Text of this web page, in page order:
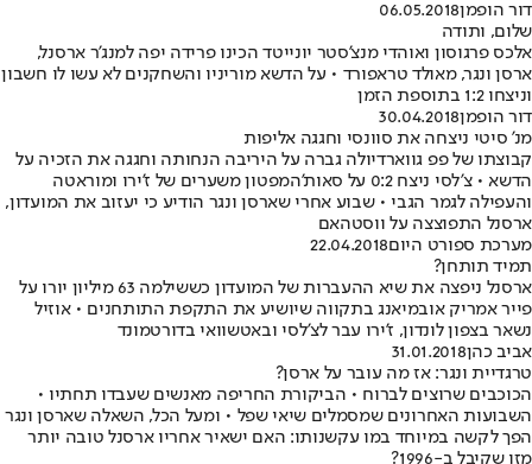
דור הופמן06.05.2018
שלום, ותודה
אלכס פרגוסון ואוהדי מנצ'סטר יונייטד הכינו פרידה יפה למנג'ר ארסנל,
ארסן ונגר, מאולד טראפורד • על הדשא מוריניו והשחקנים לא עשו לו חשבון
וניצחו 1:2 בתוספת הזמן
דור הופמן30.04.2018
מנ' סיטי ניצחה את סוונסי וחגגה אליפות
קבוצתו של פפ גווארדיולה גברה על היריבה הנחותה וחגגה את הזכיה על
הדשא • צ'לסי ניצח 0:2 על סאות'המפטון משערים של ז'ירו ומוראטה
והעפילה לגמר הגבי • שבוע אחרי שארסן ונגר הודיע כי יעזוב את המועדון,
ארסנל התפוצצה על ווסטהאם
מערכת ספורט היום22.04.2018
תמיד תותחן?
ארסנל ניפצה את שיא ההעברות של המועדון כששילמה 63 מיליון יורו על
פייר אמריק אובמיאנג בתקווה שיושיע את התקפת התותחנים • אוזיל
נשאר בצפון לונדון, ז'ירו עבר לצ'לסי ובאטשוואי בדורטמונד
אביב כהן31.01.2018
טרגדיית ונגר: אז מה עובר על ארסן?
הכוכבים שרוצים לברוח • הביקורת החריפה מאנשים שעבדו תחתיו •
השבועות האחרונים שמסמלים שיאי שפל • ומעל הכל, השאלה שארסן ונגר
הפך לקשה במיוחד במו עקשנותו: האם ישאיר אחריו ארסנל טובה יותר
מזו שקיבל ב-‭?1996